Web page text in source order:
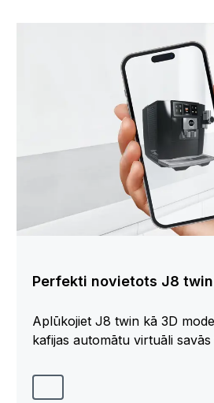
Perfekti novietots J8 twin
Aplūkojiet J8 twin kā 3D
kafijas automātu virtuāli savās